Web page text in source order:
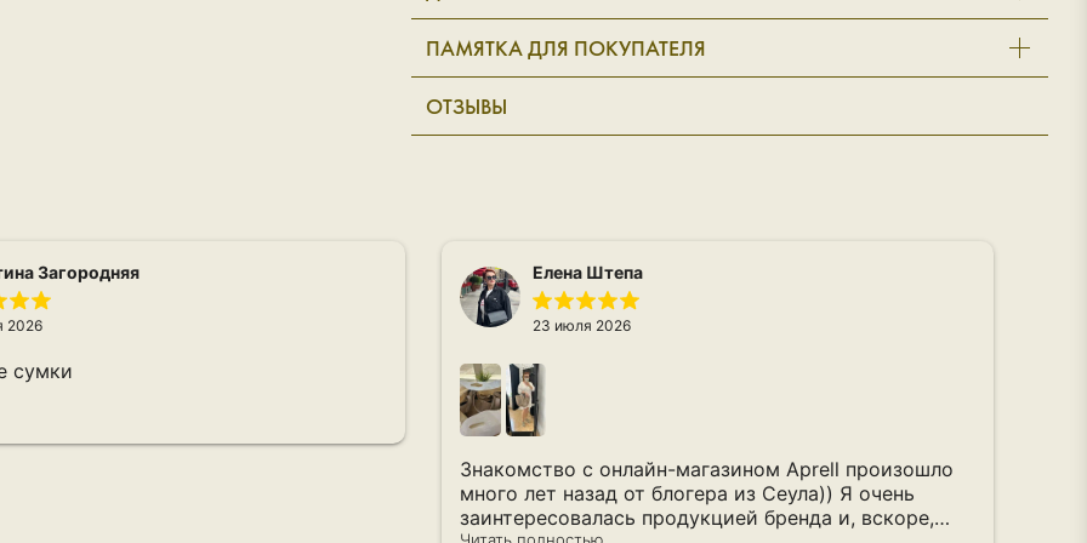
ПАМЯТКА ДЛЯ ПОКУПАТЕЛЯ
ОТЗЫВЫ
Загородняя
2026
сумки
Елена Штепа
23 июля 2026
Знакомство с онлайн-магазином Aprell произошло
много лет назад от блогера из Сеула)) Я очень
заинтересовалась продукцией бренда и, вскоре,